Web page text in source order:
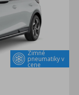
Zimné
pneumatiky v
cene